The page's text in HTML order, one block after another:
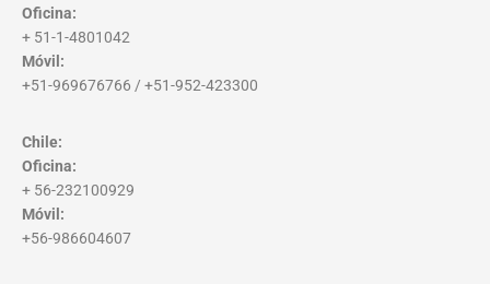
Oficina:
+ 51-1-4801042
Móvil:
+51-969676766 / +51-952-423300
Chile:
Oficina:
+ 56-232100929
Móvil:
+56-986604607